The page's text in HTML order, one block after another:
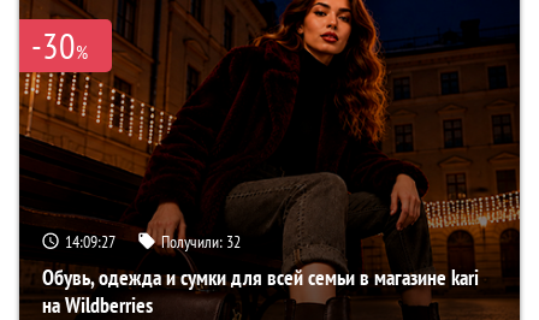
-30%
14:09:26 Получили: 32
Обувь, одежда и сумки для всей семьи в магазине kari
на Wildberries